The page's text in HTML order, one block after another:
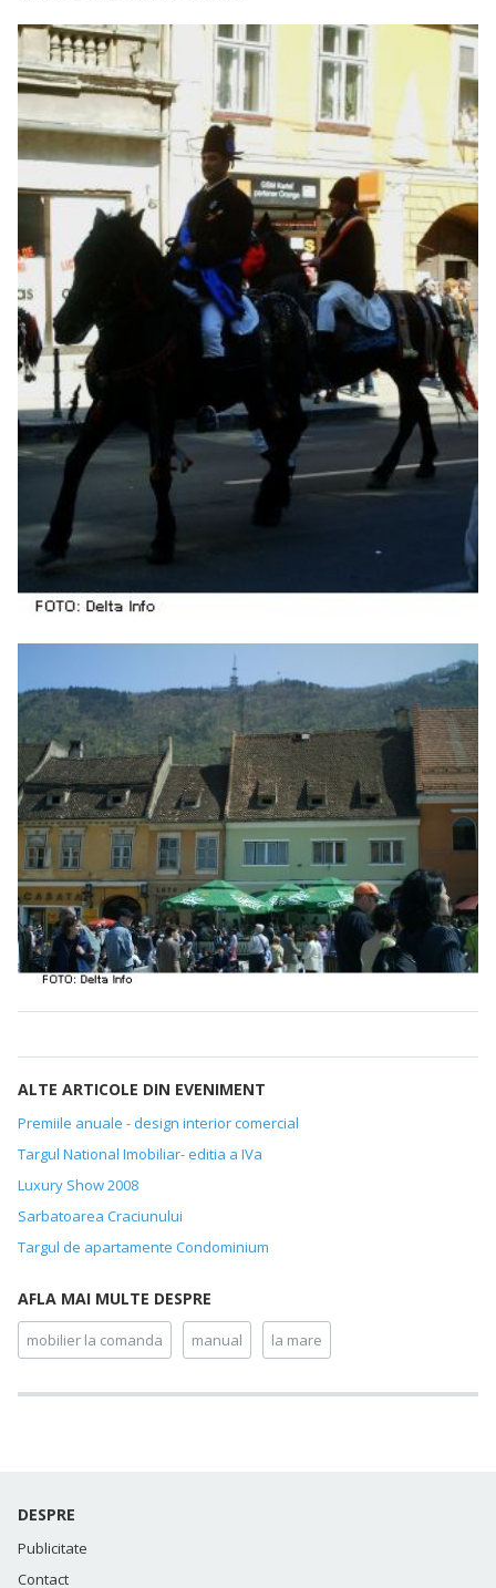
ALTE ARTICOLE DIN EVENIMENT
Premiile anuale - design interior comercial
Targul National Imobiliar- editia a IVa
Luxury Show 2008
Sarbatoarea Craciunului
Targul de apartamente Condominium
AFLA MAI MULTE DESPRE
mobilier la comanda manual la mare
DESPRE
Publicitate
Contact